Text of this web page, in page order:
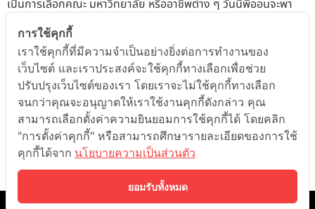
เป็นการเลือกคณะ มหาวิทยาลัย หรืออาชีพต่าง ๆ วันนี้พี่ออนจะพา
สายการเรียนไหนดี สายการเรียนในปัจจุบันจะมีการแบ่งสายหลักเป็น
2 สายการเรียน คือสายอาชีพ และสายสามัญ สายอาชีพ หรือ ปวช.
เน้นไปที่การฝึกวิชาชีพจริง จะมีการเรียนทั้งหมด 3 ปีการศึกษา การ
เรียนการสอนจะเน้นเป็นวิชาปฏิบัติ มีความเฉพาะทางในสายอาชีพนั้น
ๆ เรียนจบสามารถหางานได้ทันที เช่น สายอุตสาหกรรม สายบัญชี
สายจิตรกรรม สายศิลปกรรม สายคหกรรม เป็นต้น สำหรับน้อง ๆ ที่
มีจุดมุ่งหมายชัดเจนในสายอาชีพสามารถเลือกเรียนสายนี้แล้วไปต่อม
หาวิทยาลัย 4 – 5 ปี หรือต่อสายอาชีพ (ปวส.) 2 ปี แล้วต่อมหา
วิทยาลัยอีก 2 […]
©️ 2021 ONDEMAND EDUCATION CO.,LTD. ALL RIGHTS RESERVED.
การใช้คุกกี้
เราใช้คุกกี้ที่มีความจำเป็นอย่างยิ่งต่อการทำงานของ
เว็บไซต์ และเราประสงค์จะใช้คุกกี้ทางเลือกเพื่อช่วย
ปรับปรุงเว็บไซต์ของเรา โดยเราจะไม่ใช้คุกกี้ทางเลือก
จนกว่าคุณจะอนุญาตให้เราใช้งานคุกกี้ดังกล่าว คุณ
สามารถเลือกตั้งค่าความยินยอมการใช้คุกกี้ได้ โดยคลิก
"การตั้งค่าคุกกี้" หรือสามารถศึกษารายละเอียดของการใช้
คุกกี้ได้จาก นโยบายความเป็นส่วนตัว
ยอมรับทั้งหมด